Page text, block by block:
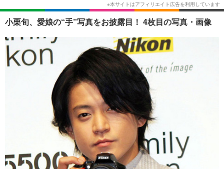
韓国・芸能
音楽 スポーツ
グラビア ブログ
ショッピング その他
ライフTOP グルメ
ペット ショッピング
その他
リリース一覧
小栗旬、愛娘の“手”写真をお披露目！ 4枚目の写真・画像